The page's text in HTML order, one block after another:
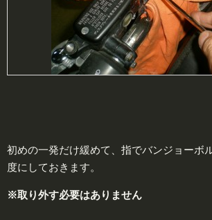
初めの一発だけ緩めて、指でバンジョーボ
度にしておきます。
※取り外す必要はありません